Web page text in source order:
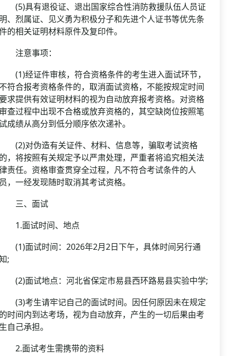
具有退役证、退出国家综合性消防救援队伍人员证
、烈属证、见义勇为积极分子和先进个人证书等优先条
的相关证明材料原件及复印件。
意事项：
经证件审核，符合资格条件的考生进入面试环节，
符合报考资格条件的，取消面试资格，不能按规定时间
求提供有效证明材料的视为自动放弃报考资格。对资格
查过程中出现不合格或放弃资格的，其空缺岗位按照笔
成绩从高分到低分顺序依次递补。
对伪造有关证件、材料、信息等，骗取考试资格
，将按照有关规定予以严肃处理，严重者将追究相关法
责任。资格审查贯穿全过程，凡不符合考试条件的人
，一经发现随时取消其考试资格。
、面试
面试时间、地点
面试时间：2026年2月2日下午，具体时间另行通
;
面试地点：河北省保定市易县西环路易县实验中学;
考生请牢记自己的面试时间。因任何原因未在规定
时间内到达考场，视为自动放弃，产生的一切后果由考
自己承担。
面试考生需携带的资料